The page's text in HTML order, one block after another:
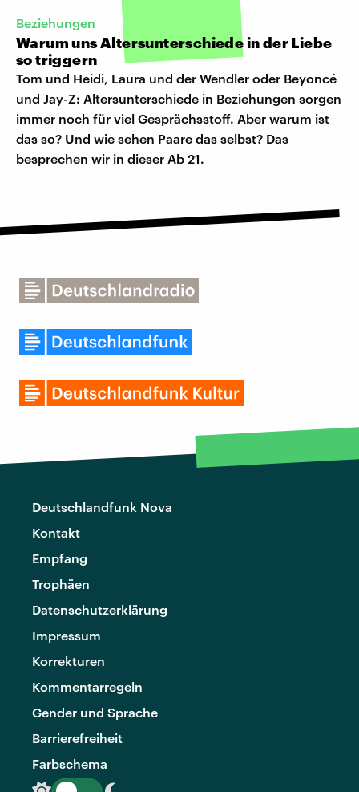
Beziehungen
Warum uns Altersunterschiede in der Liebe
so triggern
Tom und Heidi, Laura und der Wendler oder Beyoncé
und Jay-Z: Altersunterschiede in Beziehungen sorgen
immer noch für viel Gesprächsstoff. Aber warum ist
das so? Und wie sehen Paare das selbst? Das
besprechen wir in dieser Ab 21.
Deutschlandfunk Nova
Kontakt
Empfang
Trophäen
Datenschutzerklärung
Impressum
Korrekturen
Kommentarregeln
Gender und Sprache
Barrierefreiheit
Farbschema